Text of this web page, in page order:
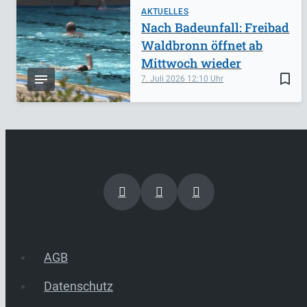
AKTUELLES
bookmark_border
7. Juli 2026 12:10
Nach Badeunfall: Freibad
Waldbronn öffnet ab
Mittwoch wieder
AGB
Datenschutz